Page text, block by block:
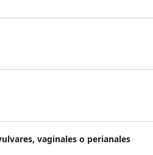
vaginales o perianales